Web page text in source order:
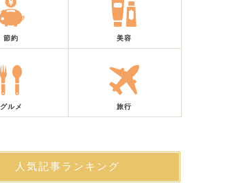
節約 美容
グルメ 旅行
人気記事ランキング